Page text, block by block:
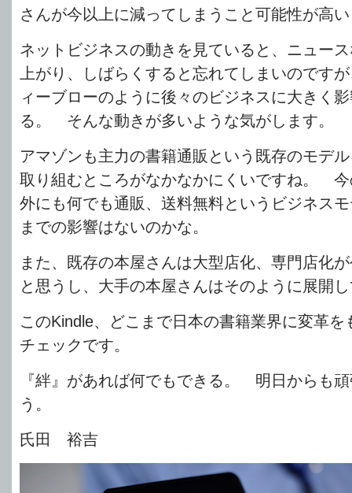
さんが今以上に減ってしまうこと可能性が高
ネットビジネスの動きを見ていると、ニュー
上がり、しばらくすると忘れてしまいのです
ィーブローのように後々のビジネスに大きく
る。 そんな動きが多いような気がします。
アマゾンも主力の書籍通販という既存のモデ
取り組むところがなかなかにくいですね。
外にも何でも通販、送料無料というビジネス
までの影響はないのかな。
また、既存の本屋さんは大型店化、専門店化
と思うし、大手の本屋さんはそのように展開
このKindle、どこまで日本の書籍業界に変革を
チェックです。
『絆』があれば何でもできる。 明日からも
う。
氏田 裕吉